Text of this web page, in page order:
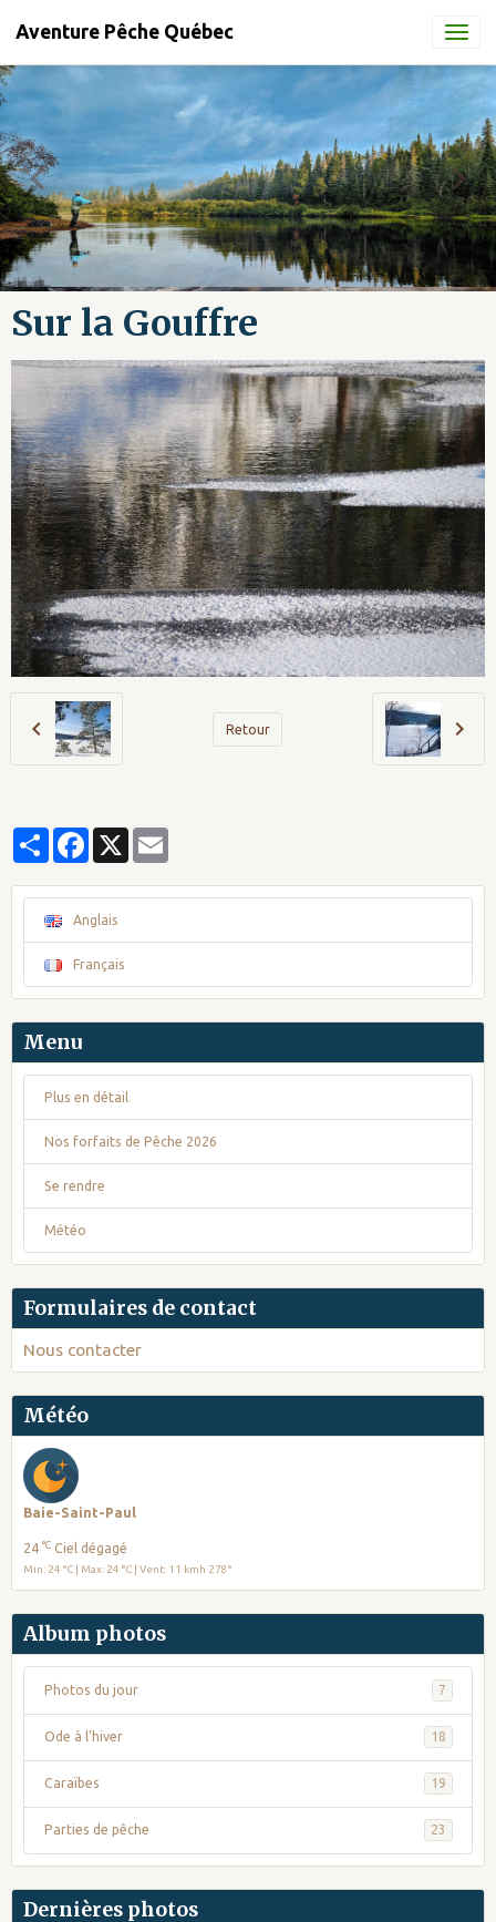
Aventure Pêche Québec
Sur la Gouffre
Retour
PartagerFacebook
X
Anglais
Français
Menu
Plus en détail
Nos forfaits de Pêche 2026
Se rendre
Météo
Formulaires de contact
Nous contacter
Météo
Baie-Saint-Paul
24 °C Ciel dégagé
Min: 24 °C | Max: 24 °C | Vent: 11 kmh 278°
Album photos
Photos du jour 7
Ode à l'hiver 18
Caraïbes 19
Parties de pêche 23
Dernières photos